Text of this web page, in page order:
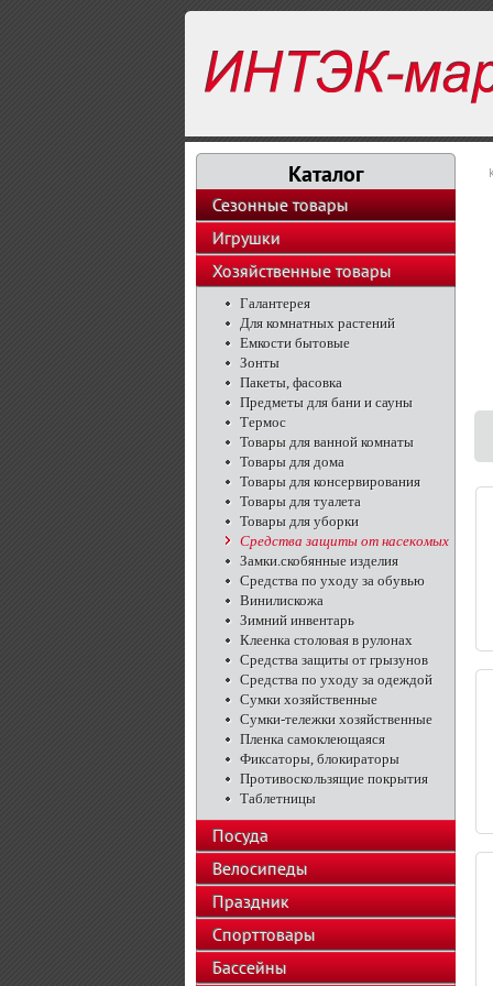
Каталог
Сезонные товары
Игрушки
Хозяйственные товары
Галантерея
Для комнатных растений
Емкости бытовые
Зонты
Пакеты, фасовка
Предметы для бани и сауны
Термос
Товары для ванной комнаты
Товары для дома
Товары для консервирования
Товары для туалета
Товары для уборки
Средства защиты от насекомых
Замки.скобянные изделия
Средства по уходу за обувью
Винилискожа
Зимний инвентарь
Клеенка столовая в рулонах
Средства защиты от грызунов
Средства по уходу за одеждой
Сумки хозяйственные
Сумки-тележки хозяйственные
Пленка самоклеющаяся
Фиксаторы, блокираторы
Противоскользящие покрытия
Таблетницы
Посуда
Велосипеды
Праздник
Спорттовары
Бассейны